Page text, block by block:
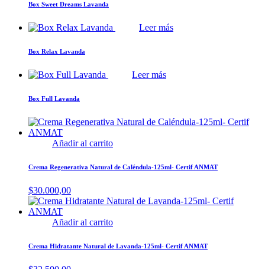
Box Sweet Dreams Lavanda
Leer más
Box Relax Lavanda
Leer más
Box Full Lavanda
Añadir al carrito
Crema Regenerativa Natural de Caléndula-125ml- Certif ANMAT
$30.000,00
Añadir al carrito
Crema Hidratante Natural de Lavanda-125ml- Certif ANMAT